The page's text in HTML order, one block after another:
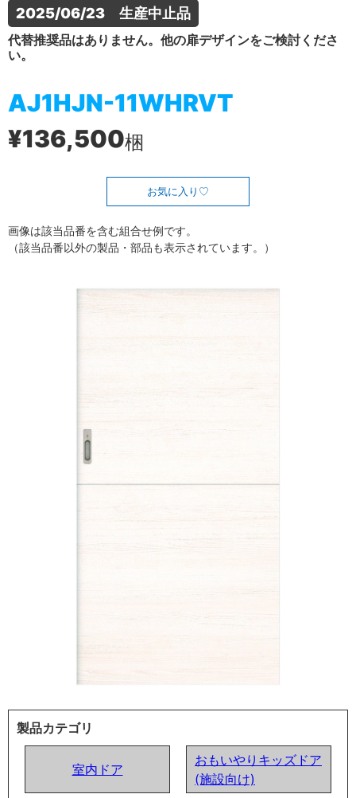
2025/06/23　生産中止品
代替推奨品はありません。他の扉デザインをご検討くださ
い。
AJ1HJN-11WHRVT
¥136,500梱
お気に入り
画像は該当品番を含む組合せ例です。
（該当品番以外の製品・部品も表示されています。）
製品カテゴリ
室内ドア
おもいやりキッズドア
(施設向け)